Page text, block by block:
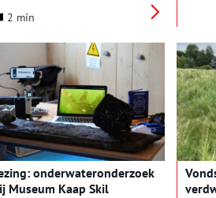
de Sint Laurentiuskerk. Op
archiefinformatie, zijn er altijd
wel bepaalde verwachtingen.
keer hoopten de
op
Dat kwam
naar boven. Guus
twee afleveringen voor
op Vrijdag over dit
Vandaag deel 1 en
twee weken deel 2.
2 min
onderwateronderzoek
Museum Kaap Skil